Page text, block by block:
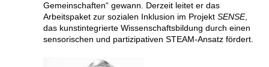
Gemeinschaften“ gewann. Derzeit leitet er das
Arbeitspaket zur sozialen Inklusion im Projekt SENSE,
das kunstintegrierte Wissenschaftsbildung durch einen
sensorischen und partizipativen STEAM-Ansatz fördert.